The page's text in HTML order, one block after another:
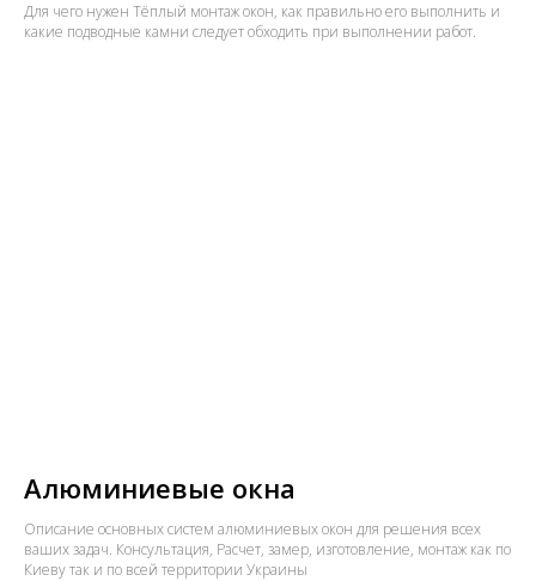
Для чего нужен Тёплый монтаж окон, как правильно его выполнить и
какие подводные камни следует обходить при выполнении работ.
Алюминиевые окна
Описание основных систем алюминиевых окон для решения всех
ваших задач. Консультация, Расчет, замер, изготовление, монтаж как по
Киеву так и по всей территории Украины